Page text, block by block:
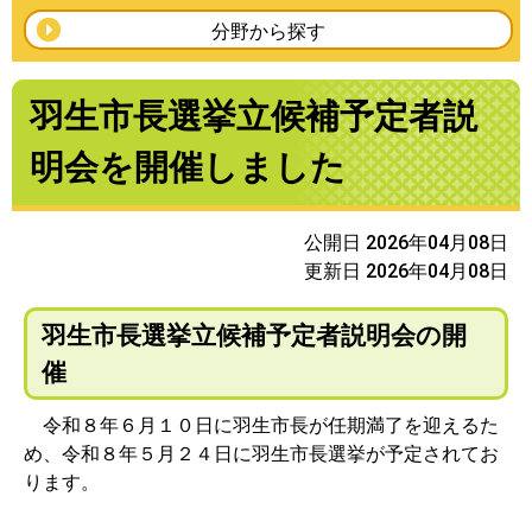
分野から探す
羽生市長選挙立候補予定者説
明会を開催しました
公開日 2026年04月08日
更新日 2026年04月08日
羽生市長選挙立候補予定者説明会の開
催
令和８年６月１０日に羽生市長が任期満了を迎えるた
め、令和８年５月２４日に羽生市長選挙が予定されてお
ります。